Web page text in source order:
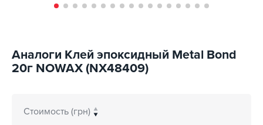
Аналоги Клей эпоксидный Metal Bond
20г NOWAX (NX48409)
Стоимость (грн)